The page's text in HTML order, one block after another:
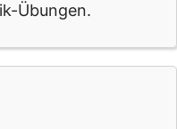
Übungen.